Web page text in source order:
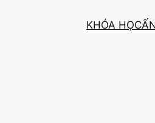
KHÓA HỌC